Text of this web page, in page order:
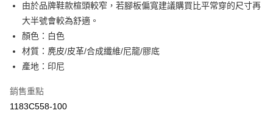
運送方式
全家取貨付款
每筆NT$80，滿NT$6,000(含以上)免運費
付款後全家取貨
每筆NT$80，滿NT$6,000(含以上)免運費
萊爾富取貨付款
由於品牌鞋款楦頭較窄，若腳板偏寬建議購買比平常穿的尺寸再
大半號會較為舒適。
顏色：白色
材質：麂皮/皮革/合成纖維/尼龍/膠底
產地：印尼
銷售重點
1183C558-100